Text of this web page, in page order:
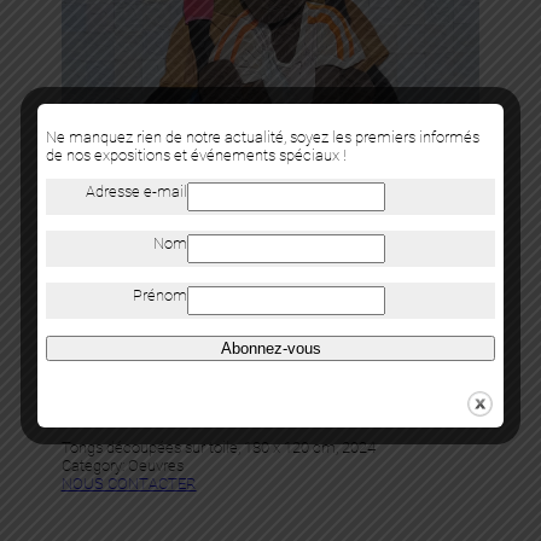
Tesprit
Tongs découpées sur toile, 180 x 120 cm, 2024
Category: Oeuvres
NOUS CONTACTER
Ne manquez rien de notre actualité, soyez les premiers informés
de nos expositions et événements spéciaux !
Adresse e-mail
Nom
Prénom
Abonnez-vous